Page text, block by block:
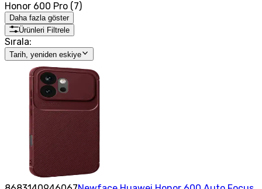
Honor 600 Pro (7)
Daha fazla göster
Ürünleri Filtrele
Sırala:
Tarih, yeniden eskiye